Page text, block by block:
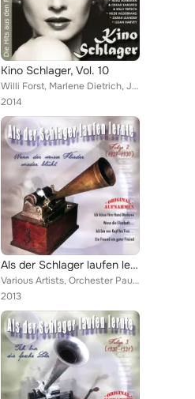
Kino Schlager, Vol. 10
Willi Forst, Marlene Dietrich, Johannes Heesters & Rudi Godden, Willy Fritsch, Zarah Leander, Heinz Rühmann, Hans Albers, Hilde ...
2014
Als der Schlager laufen lernte, Vol. 2
Various Artists, Orchester Paul Abraham, Liliane Haidt, Geschwister Haas, Willy Fritsch, Friedel Lohr, Die Abels, Siegfried Arno...
2013